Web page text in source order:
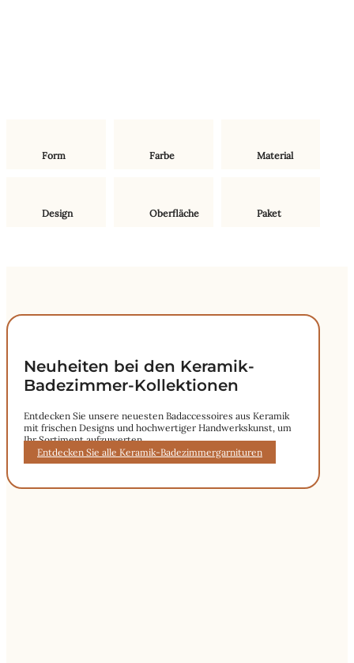
Form Farbe Material
Design Oberfläche Paket
Neuheiten bei den Keramik-
Badezimmer-Kollektionen
Entdecken Sie unsere neuesten Badaccessoires aus Keramik
mit frischen Designs und hochwertiger Handwerkskunst, um
Ihr Sortiment aufzuwerten.
Entdecken Sie alle Keramik-Badezimmergarnituren